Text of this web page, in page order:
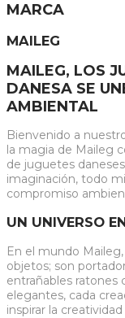
MARCA
MAILEG
MAILEG, LOS
DANESA SE
AMBIENTAL
Bienvenido a
la magia de Maileg
de juguetes
imaginación, todo
compromiso
UN UNIVERSO
En el mundo
objetos; son
entrañables ratones
elegantes, cada
inspirar la